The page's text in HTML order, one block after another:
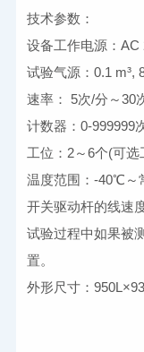
技术参数：
设备工作电源：AC
试验气源：0.1 m³,
速率： 5次/分～30
计数器：0-999999
工位：2～6个(可选
温度范围：-40℃～
开关驱动杆的线速
试验过程中如果被
置。
外形尺寸：